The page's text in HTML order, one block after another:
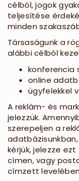
célból, jogok
teljesítése
minden
Társaságunk a
alábbi célból
konferencia
online
ügyfelekkel
A reklám- és
jelezzük.
szerepeljen a
kérjük, jelezze
címen, vagy
címzett